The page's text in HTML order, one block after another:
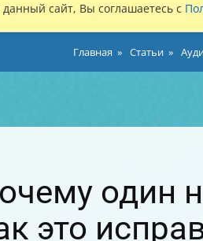
сайт, Вы соглашаетесь с
Главная Статьи
один
это